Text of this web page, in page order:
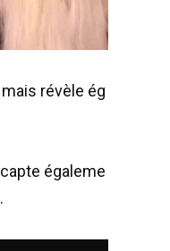
mais révèle ég
capte égaleme
.